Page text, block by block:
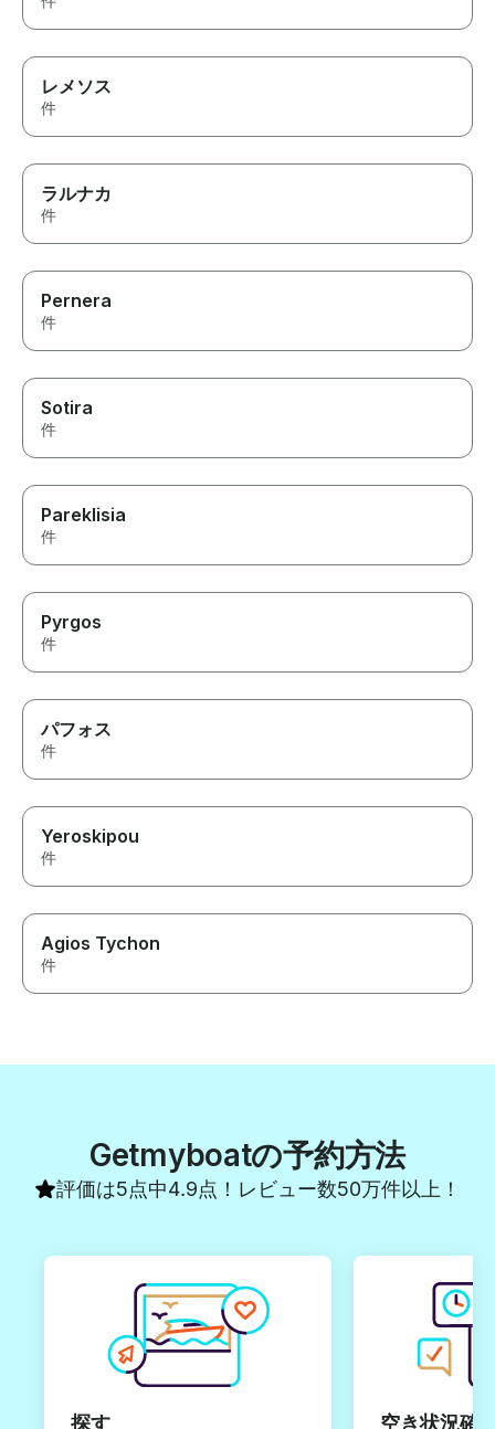
レメソス
件
ラルナカ
件
Pernera
件
Sotira
件
Pareklisia
件
Pyrgos
件
パフォス
件
Yeroskipou
件
Agios Tychon
件
Getmyboatの予約方法
評価は5点中4.9点！レビュー数50万件以上！
探す 空き状況確